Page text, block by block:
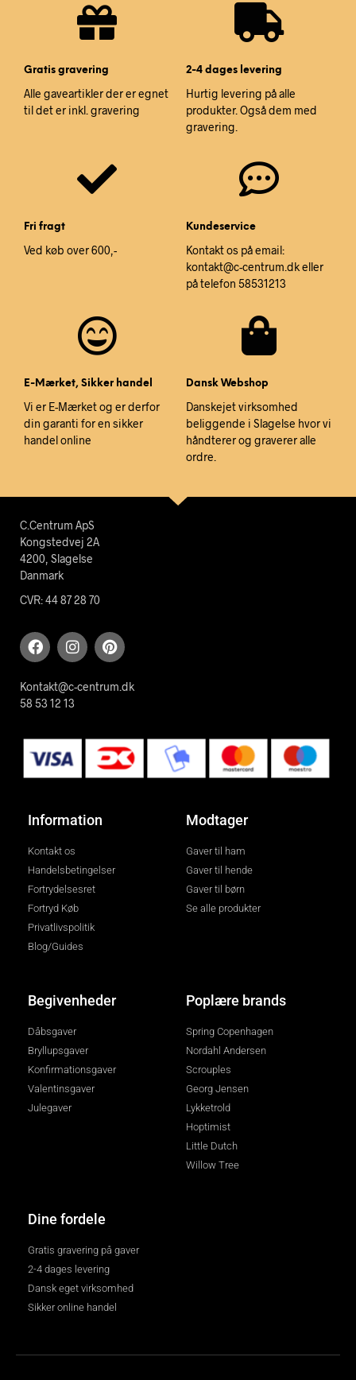
Gratis gravering
Alle gaveartikler der er egnet
til det er inkl. gravering
2-4 dages levering
Hurtig levering på alle
produkter. Også dem med
gravering.
Fri fragt
Ved køb over 600,-
Kundeservice
Kontakt os på email:
kontakt@c-centrum.dk eller
på telefon 58531213
E-Mærket, Sikker handel
Vi er E-Mærket og er derfor
din garanti for en sikker
handel online
Dansk Webshop
Danskejet virksomhed
beliggende i Slagelse hvor vi
håndterer og graverer alle
ordre.
C.Centrum ApS
Kongstedvej 2A
4200, Slagelse
Danmark
CVR: 44 87 28 70
Kontakt@c-centrum.dk
58 53 12 13
Information
Kontakt os
Handelsbetingelser
Fortrydelsesret
Fortryd Køb
Privatlivspolitik
Blog/Guides
Modtager
Gaver til ham
Gaver til hende
Gaver til børn
Se alle produkter
Begivenheder
Dåbsgaver
Bryllupsgaver
Konfirmationsgaver
Valentinsgaver
Julegaver
Poplære brands
Spring Copenhagen
Nordahl Andersen
Scrouples
Georg Jensen
Lykketrold
Hoptimist
Little Dutch
Willow Tree
Dine fordele
Gratis gravering på gaver
2-4 dages levering
Dansk eget virksomhed
Sikker online handel